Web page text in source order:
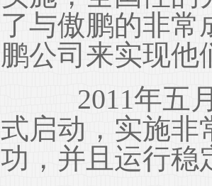
了与傲鹏的非常
鹏公司来实现他
2011年五月
式启动，实施非
功，并且运行稳